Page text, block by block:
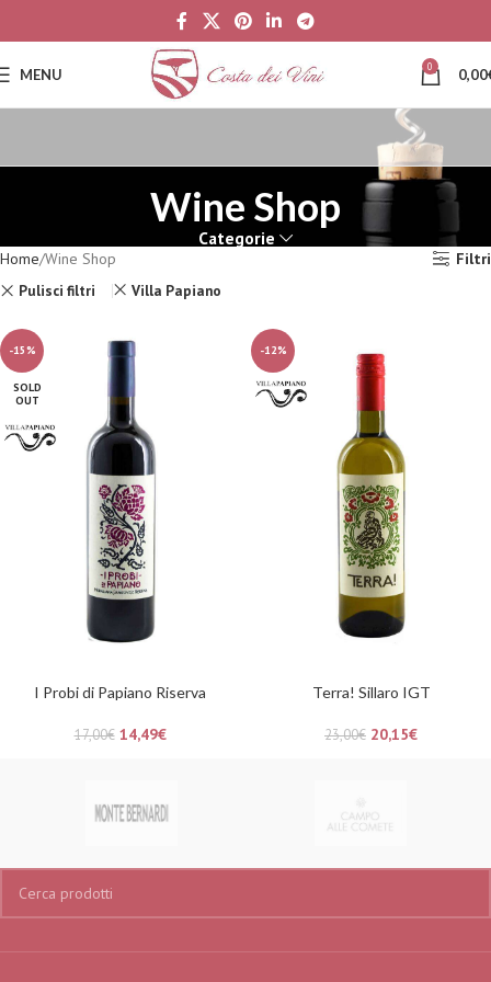
MENU 0 0,00
Wine Shop
Categorie
Home Wine Shop
Filtri
Pulisci filtri
Villa Papiano
-15%
SOLD
OUT
I Probi di Papiano Riserva
17,00€ 14,49€
-12%
Terra! Sillaro IGT
23,00€ 20,15€